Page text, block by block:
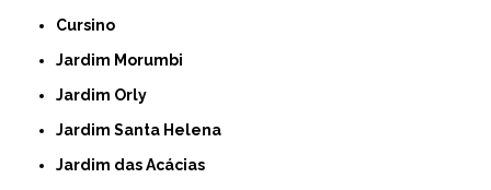
Cursino
Jardim Morumbi
Jardim Orly
Jardim Santa Helena
Jardim das Acácias